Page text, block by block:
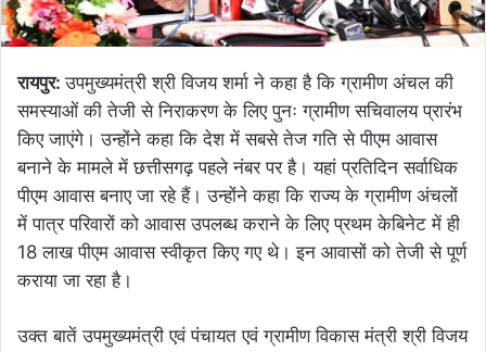
रायपुर:उपमुख्यमंत्री श्री विजय शर्मा ने कहा है कि ग्रामीण अंचल की
समस्याओं की तेजी से निराकरण के लिए पुनः ग्रामीण सचिवालय प्रारंभ
किए जाएंगे। उन्होंने कहा कि देश में सबसे तेज गति से पीएम आवास
बनाने के मामले में छत्तीसगढ़ पहले नंबर पर है। यहां प्रतिदिन सर्वाधिक
पीएम आवास बनाए जा रहे हैं। उन्होंने कहा कि राज्य के ग्रामीण अंचलों
में पात्र परिवारों को आवास उपलब्ध कराने के लिए प्रथम केबिनेट में ही
18 लाख पीएम आवास स्वीकृत किए गए थे। इन आवासों को तेजी से पूर्ण
कराया जा रहा है।
उक्त बातें उपमुख्यमंत्री एवं पंचायत एवं ग्रामीण विकास मंत्री श्री विजय